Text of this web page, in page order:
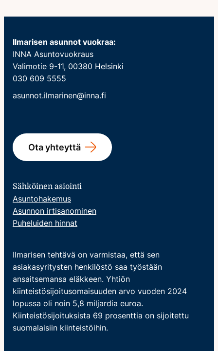
Ilmarisen asunnot vuokraa:
INNA Asuntovuokraus
Valimotie 9-11, 00380 Helsinki
030 609 5555
asunnot.ilmarinen@inna.fi
Ota yhteyttä
Sähköinen asiointi
Asuntohakemus
Asunnon irtisanominen
Puheluiden hinnat
Ilmarisen tehtävä on varmistaa, että sen
asiakasyritysten henkilöstö saa työstään
ansaitsemansa eläkkeen. Yhtiön
kiinteistösijoitusomaisuuden arvo vuoden 2024
lopussa oli noin 5,8 miljardia euroa.
Kiinteistösijoituksista 69 prosenttia on sijoitettu
suomalaisiin kiinteistöihin.